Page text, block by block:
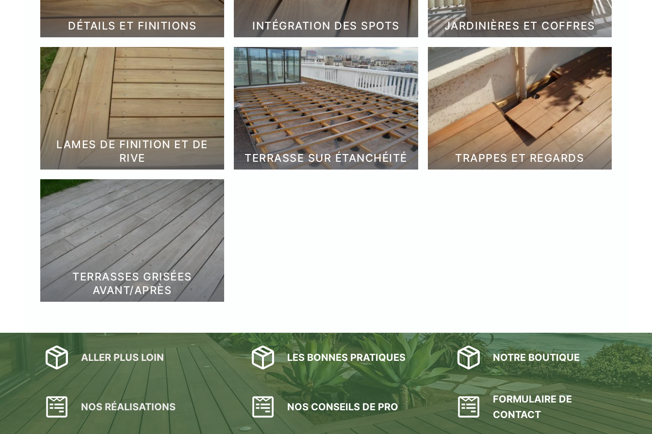
Plots réglables
incombustibles en acier
DÉTAILS ET FINITIONS INTÉGRATION DES SPOTS JARDINIÈRES ET COFFRES
LAMES DE FINITION ET DE
RIVE
TERRASSE SUR ÉTANCHÉITÉ TRAPPES ET REGARDS
TERRASSES GRISÉES
AVANT/APRÈS
ALLER PLUS LOIN
NOS RÉALISATIONS
LES BONNES PRATIQUES
NOS CONSEILS DE PRO
NOTRE BOUTIQUE
FORMULAIRE DE
CONTACT